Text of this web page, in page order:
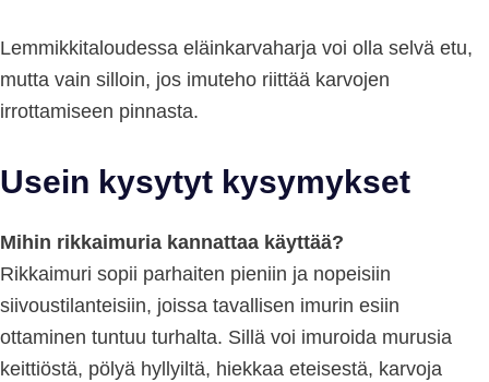
Lemmikkitaloudessa eläinkarvaharja voi olla selvä etu,
mutta vain silloin, jos imuteho riittää karvojen
irrottamiseen pinnasta.
Usein kysytyt kysymykset
Mihin rikkaimuria kannattaa käyttää?
Rikkaimuri sopii parhaiten pieniin ja nopeisiin
siivoustilanteisiin, joissa tavallisen imurin esiin
ottaminen tuntuu turhalta. Sillä voi imuroida murusia
keittiöstä, pölyä hyllyiltä, hiekkaa eteisestä, karvoja